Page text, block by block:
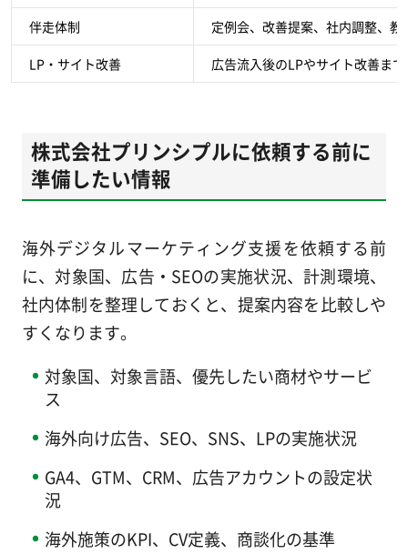
伴走体制 定例会、改善提案、社内調整、
LP・サイト改善 広告流入後のLPやサイト改善ま
株式会社プリンシプルに依頼する前に
準備したい情報
海外デジタルマーケティング支援を依頼する前
に、対象国、広告・SEOの実施状況、計測環境、
社内体制を整理しておくと、提案内容を比較しや
すくなります。
対象国、対象言語、優先したい商材やサービ
ス
海外向け広告、SEO、SNS、LPの実施状況
GA4、GTM、CRM、広告アカウントの設定状
況
海外施策のKPI、CV定義、商談化の基準